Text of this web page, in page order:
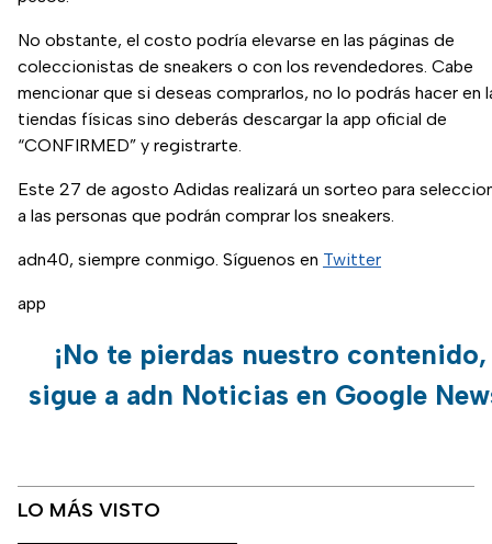
No obstante, el costo podría elevarse en las páginas de
coleccionistas de sneakers o con los revendedores. Cabe
mencionar que si deseas comprarlos, no lo podrás hacer en
tiendas físicas sino deberás descargar la app oficial de
“CONFIRMED” y registrarte.
Este 27 de agosto Adidas realizará un sorteo para
a las personas que podrán comprar los sneakers.
adn40, siempre conmigo. Síguenos en Twitter
app
¡No te pierdas nuestro contenido,
sigue a adn Noticias en Google
LO MÁS VISTO